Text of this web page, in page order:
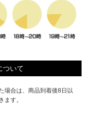
ついて
場合は、商品到着後8日以
ます。